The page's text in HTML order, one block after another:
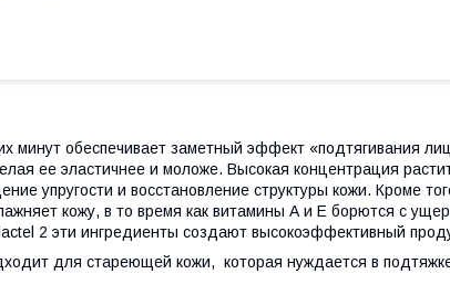
минут обеспечивает заметный эффект «подтягивания
ее эластичнее и моложе. Высокая концентрация
упругости и восстановление структуры кожи. Кроме
кожу, в то время как витамины А и Е борются с
2 эти ингредиенты создают высокоэффективный
для стареющей кожи, которая нуждается в